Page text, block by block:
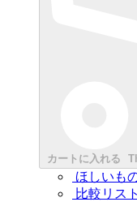
カートに入れる
ほしいも
比較リス